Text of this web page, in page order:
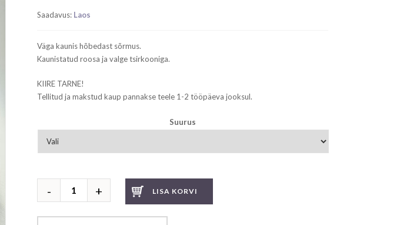
Saadavus: Laos
Väga kaunis hõbedast sõrmus.
Kaunistatud roosa ja valge tsirkooniga.
KIIRE TARNE!
Tellitud ja makstud kaup pannakse teele 1-2 tööpäeva jooksul.
Suurus
LISA KORVI